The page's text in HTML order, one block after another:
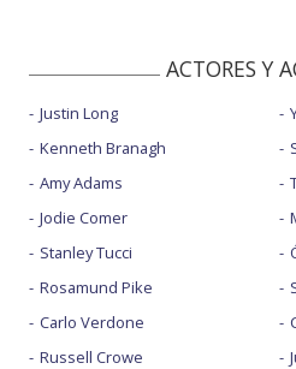
ACTORES Y
Justin Long
Kenneth Branagh
Amy Adams
Jodie Comer
Stanley Tucci
Rosamund Pike
Carlo Verdone
Russell Crowe